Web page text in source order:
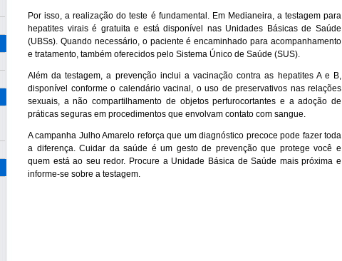
Por isso, a realização do teste é fundamental. Em Medianeira, a testagem para
hepatites virais é gratuita e está disponível nas Unidades Básicas de Saúde
(UBSs). Quando necessário, o paciente é encaminhado para acompanhamento
e tratamento, também oferecidos pelo Sistema Único de Saúde (SUS).
Além da testagem, a prevenção inclui a vacinação contra as hepatites A e B,
disponível conforme o calendário vacinal, o uso de preservativos nas relações
sexuais, a não compartilhamento de objetos perfurocortantes e a adoção de
práticas seguras em procedimentos que envolvam contato com sangue.
A campanha Julho Amarelo reforça que um diagnóstico precoce pode fazer toda
a diferença. Cuidar da saúde é um gesto de prevenção que protege você e
quem está ao seu redor. Procure a Unidade Básica de Saúde mais próxima e
informe-se sobre a testagem.